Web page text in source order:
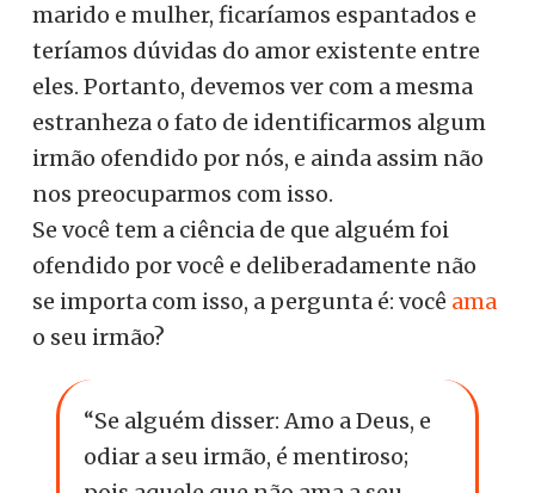
marido e mulher, ficaríamos espantados e
teríamos dúvidas do amor existente entre
eles. Portanto, devemos ver com a mesma
estranheza o fato de identificarmos algum
irmão ofendido por nós, e ainda assim não
nos preocuparmos com isso.
Se você tem a ciência de que alguém foi
ofendido por você e deliberadamente não
se importa com isso, a pergunta é: você ama
o seu irmão?
“Se alguém disser: Amo a Deus, e
odiar a seu irmão, é mentiroso;